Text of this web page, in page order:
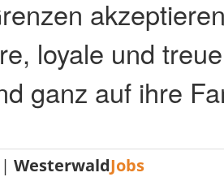
loyale und
ganz auf ihre
|WesterwaldJobs